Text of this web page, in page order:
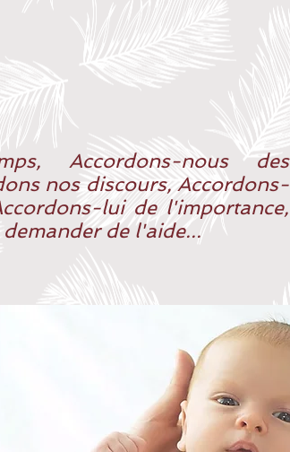
Accordons-nous des
nos discours, Accordons-
lui de l'importance,
de l'aide...